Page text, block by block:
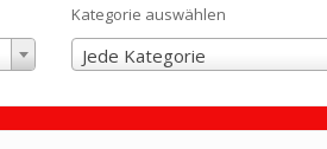
Kategorie auswählen
Jede Kategorie